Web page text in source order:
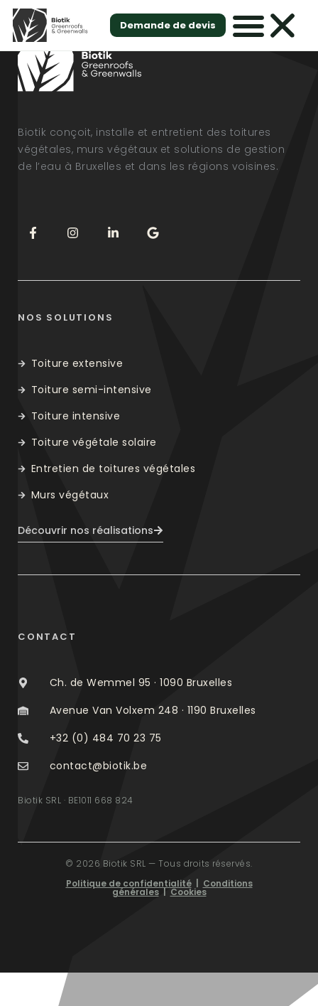
Demande de devis
Biotik conçoit, installe et entretient des toitures
végétales, murs végétaux et solutions de gestion
de l’eau à Bruxelles et dans les régions voisines.
NOS SOLUTIONS
Toiture extensive
Toiture semi-intensive
Toiture intensive
Toiture végétale solaire
Entretien de toitures végétales
Murs végétaux
Découvrir nos réalisations
CONTACT
Ch. de Wemmel 95 · 1090 Bruxelles
Avenue Van Volxem 248 · 1190 Bruxelles
+32 (0) 484 70 23 75
contact@biotik.be
Biotik SRL · BE1011 668 824
© 2026 Biotik SRL — Tous droits réservés.
Politique de confidentialité| Conditions
générales|Cookies